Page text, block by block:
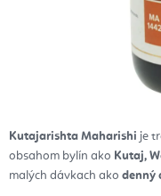
Kutajarishta Maharishi je
obsahom bylín ako Kutaj,
malých dávkach ako denný